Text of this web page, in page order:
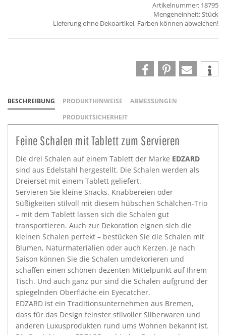
Artikelnummer: 18795
Mengeneinheit: Stück
Lieferung ohne Dekoartikel, Farben können abweichen!
BESCHREIBUNG PRODUKTHINWEISE
ABMESSUNGEN
PRODUKTSICHERHEIT
Feine Schalen mit Tablett zum Servieren
Die drei Schalen auf einem Tablett der Marke EDZARD
sind aus Edelstahl hergestellt. Die Schalen werden als
Dreierset mit einem Tablett geliefert.
Servieren Sie kleine Snacks, Knabbereien oder
Süßigkeiten stilvoll mit diesem hübschen Schälchen-Trio
– mit dem Tablett lassen sich die Schalen gut
transportieren. Auch zur Dekoration eignen sich die
kleinen Schalen perfekt – bestücken Sie die Schalen mit
Blumen, Naturmaterialien oder auch Kerzen. Je nach
Saison können Sie die Schalen umdekorieren und
schaffen einen schönen dezenten Mittelpunkt auf Ihrem
Tisch. Und auch ganz pur sind die Schalen aufgrund der
spiegelnden Oberfläche ein Eyecatcher.
EDZARD ist ein Traditionsunternehmen aus Bremen,
dass für das Design feinster stilvoller Silberwaren und
anderen Luxusprodukten rund ums Wohnen bekannt ist.